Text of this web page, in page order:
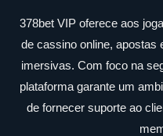
378bet VIP oferece aos
de cassino online, apostas
imersivas. Com foco na
plataforma garante um
de fornecer suporte ao